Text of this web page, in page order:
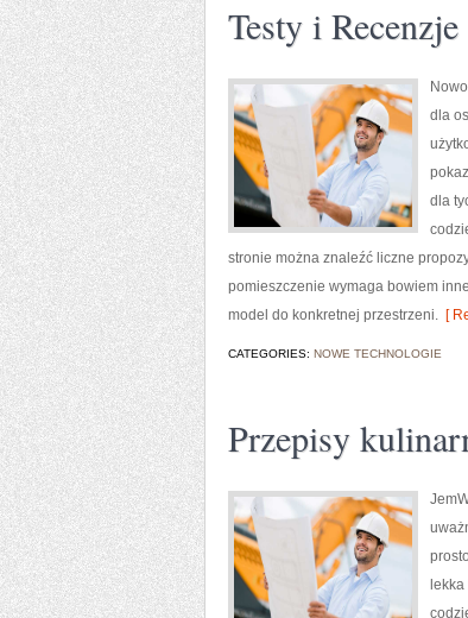
Testy i Recenzje
dla
dla
stronie można znaleźć liczne
pomieszczenie wymaga bowiem
model do konkretnej przestrzeni. [
CATEGORIES: NOWE TECHNOLOGIE
Przepisy